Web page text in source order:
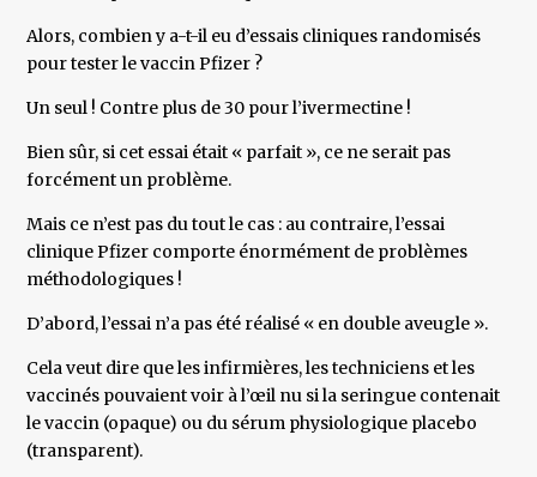
Alors, combien y a-t-il eu d’essais cliniques randomisés
pour tester le vaccin Pfizer ?
Un seul ! Contre plus de 30 pour l’ivermectine !
Bien sûr, si cet essai était « parfait », ce ne serait pas
forcément un problème.
Mais ce n’est pas du tout le cas : au contraire, l’essai
clinique Pfizer comporte énormément de problèmes
méthodologiques !
D’abord, l’essai n’a pas été réalisé « en double aveugle ».
Cela veut dire que les infirmières, les techniciens et les
vaccinés pouvaient voir à l’œil nu si la seringue contenait
le vaccin (opaque) ou du sérum physiologique placebo
(transparent).